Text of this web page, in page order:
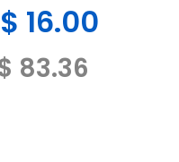
16.00
83.36